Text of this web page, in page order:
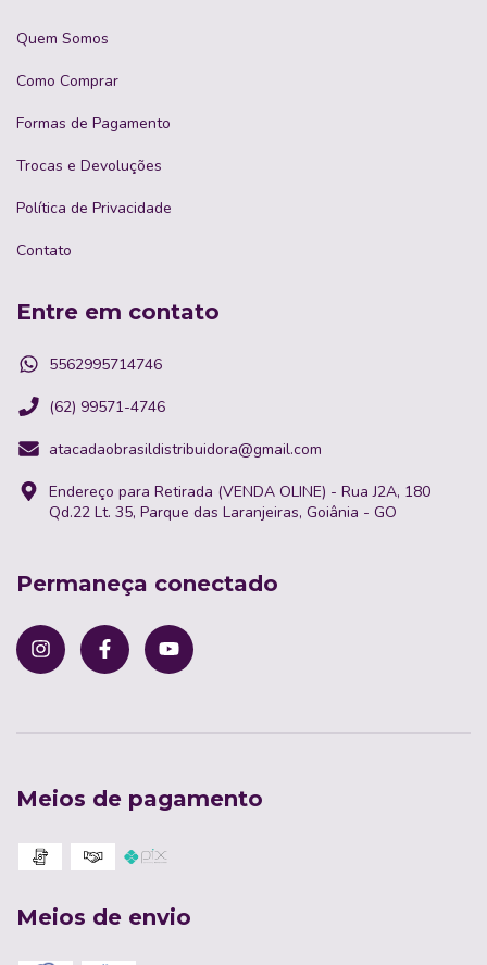
Quem Somos
Como Comprar
Formas de Pagamento
Trocas e Devoluções
Política de Privacidade
Contato
Entre em contato
5562995714746
(62) 99571-4746
atacadaobrasildistribuidora@gmail.com
Endereço para Retirada (VENDA OLINE) - Rua J2A, 180
Qd.22 Lt. 35, Parque das Laranjeiras, Goiânia - GO
Permaneça conectado
Meios de pagamento
Meios de envio